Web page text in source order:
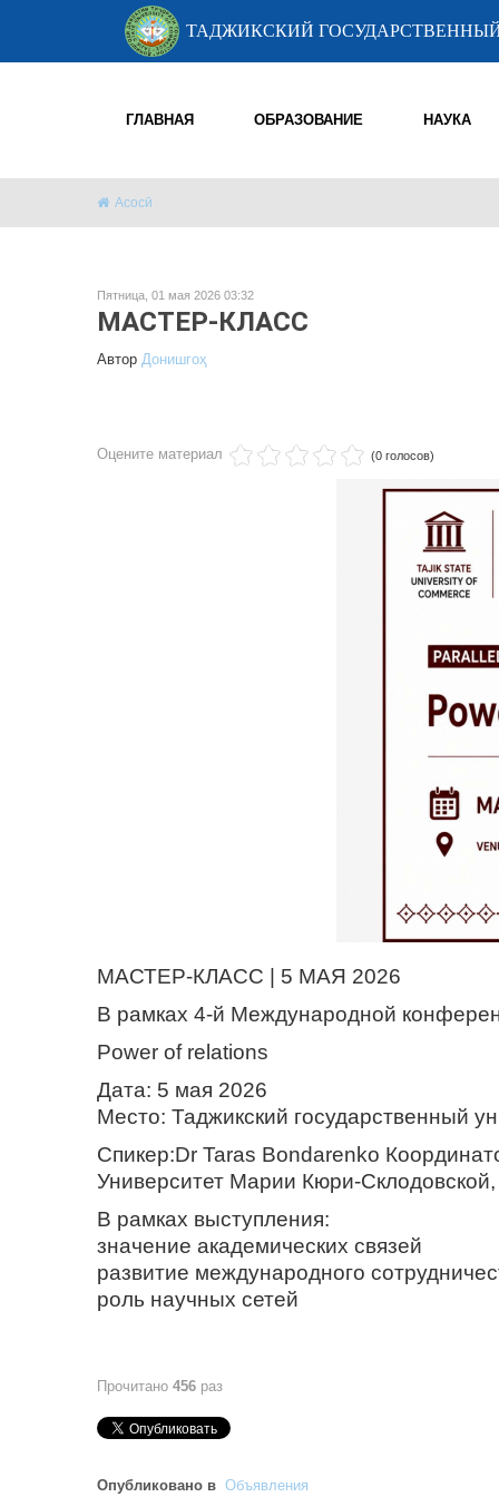
ТАДЖИКСКИЙ
ГЛАВНАЯ ОБРАЗОВАНИЕ НАУКА
Асосӣ
Пятница, 01 мая 2026 03:32
МАСТЕР-КЛАСС
Автор Донишгоҳ
Оцените материал (0 голосов)
МАСТЕР-КЛАСС | 5 МАЯ 2026
В рамках 4-й Международной
Power of relations
Дата: 5 мая 2026
Место: Таджикский государственный
Спикер:Dr Taras Bondarenko
Университет Марии Кюри-
В рамках выступления:
значение академических связей
развитие международного
роль научных сетей
Прочитано 456 раз
Опубликовано в Объявления